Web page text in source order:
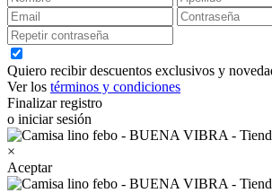
Quiero recibir descuentos exclusivos y
Ver los términos y condiciones
Finalizar registro
o iniciar sesión
×
Aceptar